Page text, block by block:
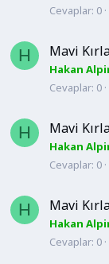
Cevaplar 0
H Mavi
Hakan
Cevaplar 0
H Mavi
Hakan
Cevaplar 0
H Mavi
Hakan
Cevaplar 0